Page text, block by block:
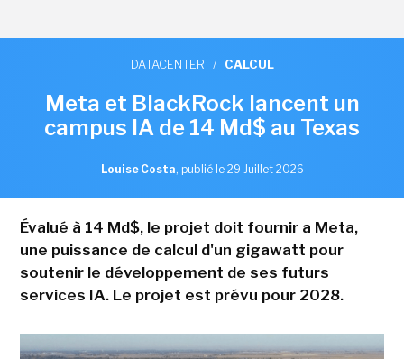
DATACENTER / CALCUL
Meta et BlackRock lancent un
campus IA de 14 Md$ au Texas
Louise Costa, publié le 29 Juillet 2026
Évalué à 14 Md$, le projet doit fournir a Meta,
une puissance de calcul d'un gigawatt pour
soutenir le développement de ses futurs
services IA. Le projet est prévu pour 2028.